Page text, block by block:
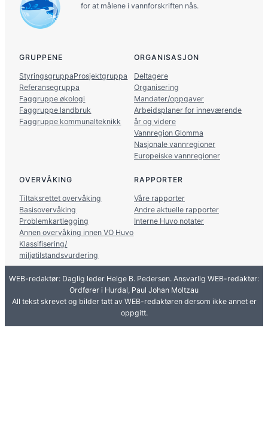
for at målene i vannforskriften nås.
GRUPPENE
StyringsgruppaProsjektgruppa
Referansegruppa
Faggruppe økologi
Faggruppe landbruk
Faggruppe kommunalteknikk
ORGANISASJON
Deltagere
Organisering
Mandater/oppgaver
Arbeidsplaner for inneværende
år og videre
Vannregion Glomma
Nasjonale vannregioner
Europeiske vannregioner
OVERVÅKING
Tiltaksrettet overvåking
Basisovervåking
Problemkartlegging
Annen overvåking innen VO Huvo
Klassifisering/
miljøtilstandsvurdering
RAPPORTER
Våre rapporter
Andre aktuelle rapporter
Interne Huvo notater
WEB-redaktør: Daglig leder Helge B. Pedersen. Ansvarlig WEB-redaktør:
Ordfører i Hurdal, Paul Johan Moltzau
All tekst skrevet og bilder tatt av WEB-redaktøren dersom ikke annet er
oppgitt.